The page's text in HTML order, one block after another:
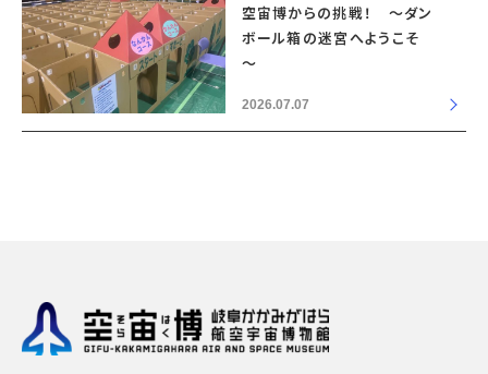
空宙博からの挑戦！ ～ダン
ボール箱の迷宮へようこそ
～
2026.07.07